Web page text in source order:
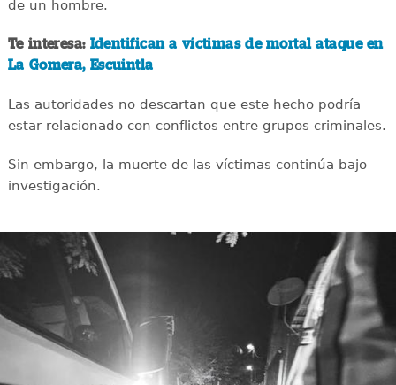
de un hombre.
Te interesa: Identifican a víctimas de mortal ataque en
La Gomera, Escuintla
Las autoridades no descartan que este hecho podría
estar relacionado con conflictos entre grupos criminales.
Sin embargo, la muerte de las víctimas continúa bajo
investigación.